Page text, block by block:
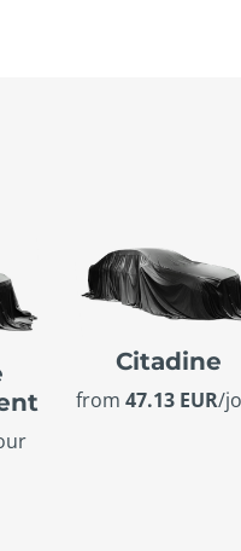
Citadine
from 47.13 EUR/